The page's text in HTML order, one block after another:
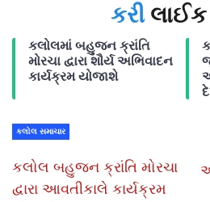
કરી લાઈક
કલોલમાં બહુજન ક્રાંતિ
મોરચા દ્વારા શૌર્ય અભિવાદન
કાર્યક્રમ યોજાશે
કલોલ સમાચાર
કલોલ બહુજન ક્રાંતિ મોરચા
દ્વારા આવતીકાલે કાર્યક્રમ